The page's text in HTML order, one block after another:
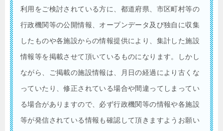
利用をご検討されている方に、都道府県、市区町村等の
行政機関等の公開情報、オープンデータ及び独自に収集
したものや各施設からの情報提供により、集計した施設
情報等を掲載させて頂いているものになります。しかし
ながら、ご掲載の施設情報は、月日の経過により古くな
っていたり、修正されている場合や間違ってしまってい
る場合がありますので、必ず行政機関等の情報や各施設
等が発信されている情報も確認して頂きますようお願い